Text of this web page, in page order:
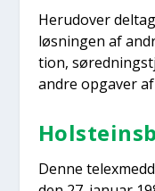
Her­u­d­over
løs­nin­gen af
tion,
andre opga­ver
Den­ne